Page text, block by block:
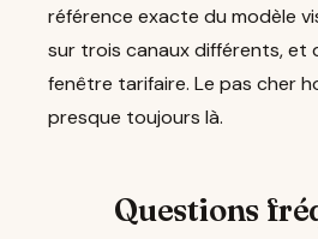
référence exacte du modèle
sur trois canaux différents, et
fenêtre tarifaire. Le pas cher
presque toujours là.